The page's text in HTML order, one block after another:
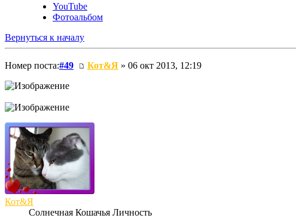
YouTube
Фотоальбом
Вернуться к началу
Номер поста:#49 Кот&Я » 06 окт 2013, 12:19
Кот&Я
Солнечная Кошачья Личность